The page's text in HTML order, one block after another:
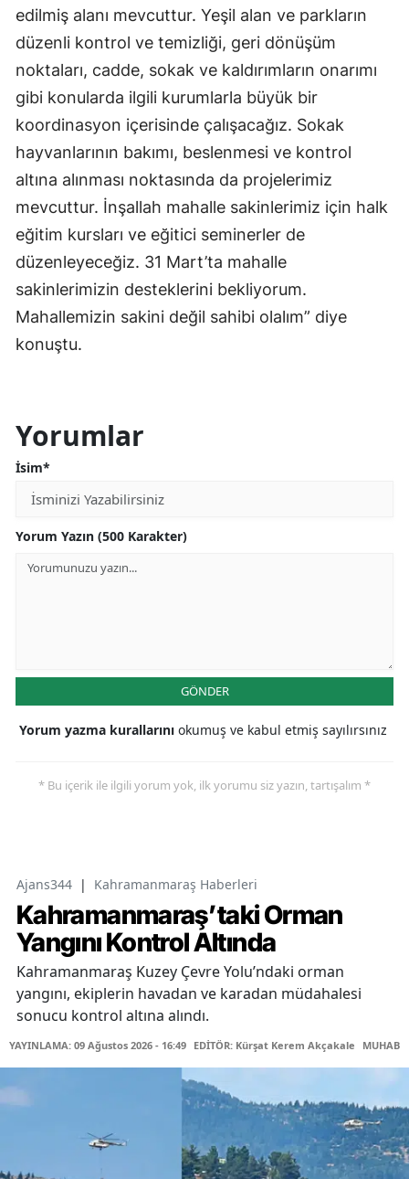
edilmiş alanı mevcuttur. Yeşil alan ve parkların
düzenli kontrol ve temizliği, geri dönüşüm
noktaları, cadde, sokak ve kaldırımların onarımı
gibi konularda ilgili kurumlarla büyük bir
koordinasyon içerisinde çalışacağız. Sokak
hayvanlarının bakımı, beslenmesi ve kontrol
altına alınması noktasında da projelerimiz
mevcuttur. İnşallah mahalle sakinlerimiz için halk
eğitim kursları ve eğitici seminerler de
düzenleyeceğiz. 31 Mart’ta mahalle
sakinlerimizin desteklerini bekliyorum.
Mahallemizin sakini değil sahibi olalım” diye
konuştu.
Yorumlar
İsim*
Yorum Yazın (500 Karakter)
GÖNDER
Yorum yazma kurallarını okumuş ve kabul etmiş sayılırsınız
* Bu içerik ile ilgili yorum yok, ilk yorumu siz yazın, tartışalım *
Ajans344 | Kahramanmaraş Haberleri
Kahramanmaraş’taki Orman
Yangını Kontrol Altında
Kahramanmaraş Kuzey Çevre Yolu’ndaki orman
yangını, ekiplerin havadan ve karadan müdahalesi
sonucu kontrol altına alındı.
YAYINLAMA: 09 Ağustos 2026 - 16:49 EDİTÖR: Kürşat Kerem Akçakale